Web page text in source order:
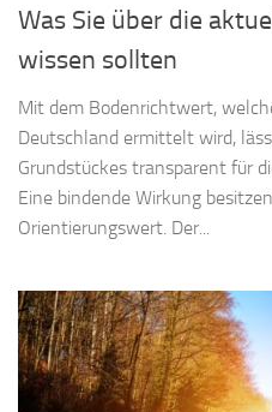
Was Sie über die
wissen sollten
Mit dem Bodenrichtwert,
Deutschland ermittelt wird,
Grundstückes transparent für
Eine bindende Wirkung
Orientierungswert. Der...